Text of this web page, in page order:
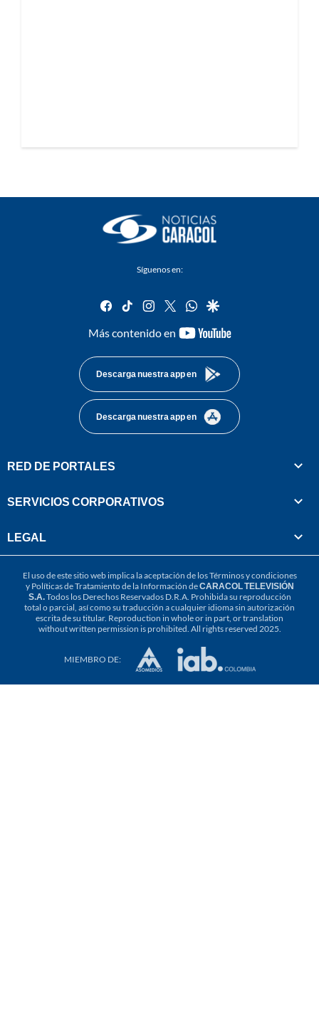
Síguenos en:
facebook
tiktok instagram
twitterwhatsapp
google
Más contenido en
youtube-
Descarga nuestra app en
Descarga nuestra app en
RED DE PORTALES
SERVICIOS CORPORATIVOS
LEGAL
El uso de este sitio web implica la aceptación de losTérminos y condiciones
y Políticas de Tratamiento de la Información deCARACOL TELEVISIÓN
S.A.Todos los Derechos Reservados D.R.A. Prohibida su reproducción
total o parcial, así como su traducción a cualquier idioma sin autorización
escrita de su titular. Reproduction in whole or in part, or translation
without written permission is prohibited. All rights reserved 2025.
MIEMBRO DE: